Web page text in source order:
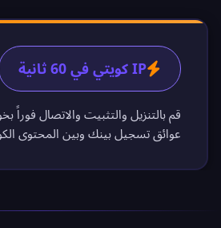
IP كويتي في 60 ثانية
قم بالتنزيل والتثبيت والاتصال فوراً
عوائق تسجيل بينك وبين المحتوى